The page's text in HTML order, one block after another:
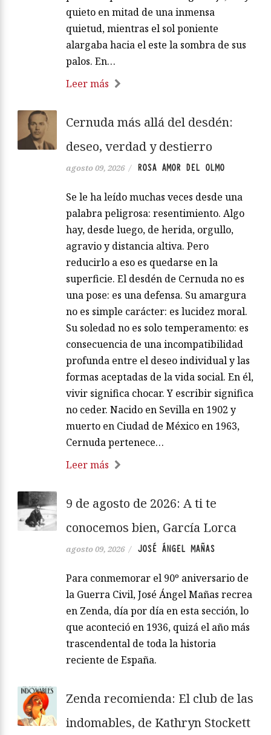
quieto en mitad de una inmensa
quietud, mientras el sol poniente
alargaba hacia el este la sombra de sus
palos. En…
Leer más
Cernuda más allá del desdén:
deseo, verdad y destierro
agosto 09, 2026 / ROSA AMOR DEL OLMO
Se le ha leído muchas veces desde una
palabra peligrosa: resentimiento. Algo
hay, desde luego, de herida, orgullo,
agravio y distancia altiva. Pero
reducirlo a eso es quedarse en la
superficie. El desdén de Cernuda no es
una pose: es una defensa. Su amargura
no es simple carácter: es lucidez moral.
Su soledad no es solo temperamento: es
consecuencia de una incompatibilidad
profunda entre el deseo individual y las
formas aceptadas de la vida social. En él,
vivir significa chocar. Y escribir significa
no ceder. Nacido en Sevilla en 1902 y
muerto en Ciudad de México en 1963,
Cernuda pertenece…
Leer más
9 de agosto de 2026: A ti te
conocemos bien, García Lorca
agosto 09, 2026 / JOSÉ ÁNGEL MAÑAS
Para conmemorar el 90º aniversario de
la Guerra Civil, José Ángel Mañas recrea
en Zenda, día por día en esta sección, lo
que aconteció en 1936, quizá el año más
trascendental de toda la historia
reciente de España.
Zenda recomienda: El club de las
indomables, de Kathryn Stockett